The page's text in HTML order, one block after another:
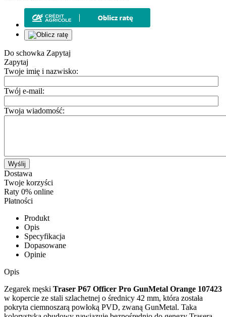
Do schowka Zapytaj
Zapytaj
Twoje imię i nazwisko:
Twój e-mail:
Twoja wiadomość:
Wyślij
Dostawa
Twoje korzyści
Raty 0% online
Płatności
Produkt
Opis
Specyfikacja
Dopasowane
Opinie
Opis
Zegarek męski Traser P67 Officer Pro GunMetal Orange 107423
w kopercie ze stali szlachetnej o średnicy 42 mm, która została
pokryta ciemnoszarą powłoką PVD, zwaną GunMetal. Taka